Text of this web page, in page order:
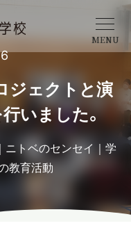
MENU
ジェクトと演
いました。
ニトベのセンセイ
学
教育活動